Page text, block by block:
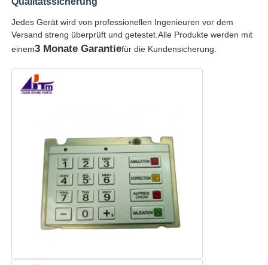
Diebold ATM-Teile
NCR-Geldautomatenteile
Hyosung ATM-Teile
Fujitsu Geldautomaten-Teile
Hitachi-Geldautomaten-Teile
GRG ATM-Teile
Jedes Gerät wird von professionellen Ingenieuren vor dem
Versand streng überprüft und getestet.Alle Produkte werden mit
einem3 Monate Garantiefür die Kundensicherung.